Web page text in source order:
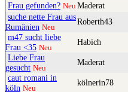
Frau gefunden? NeuMaderat
suche nette Frau aus
Rumänien Neu
Roberth43
m47 sucht liebe
Frau <35 Neu
Habich
Liebe Frau
gesucht Neu
Maderat
caut romani in
köln Neu
kölnerin78